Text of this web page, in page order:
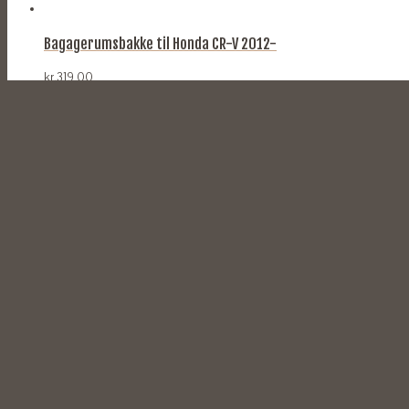
Bagagerumsbakke til Honda CR-V 2012-
kr.319,00